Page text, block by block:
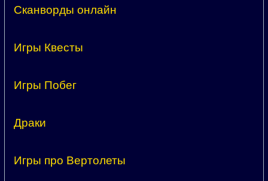
Сканворды онлайн
Игры Квесты
Игры Побег
Драки
Игры про Вертолеты